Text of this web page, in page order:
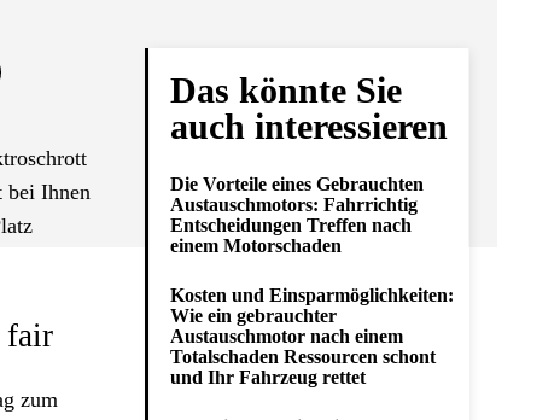
bei Ihnen
fair
zum
Das könnte Sie
auch interessieren
Die Vorteile eines Gebrauchten
Austauschmotors: Fahrrichtig
Entscheidungen Treffen nach
einem Motorschaden
Kosten und Einsparmöglichkeiten:
Wie ein gebrauchter
Austauschmotor nach einem
Totalschaden Ressourcen schont
und Ihr Fahrzeug rettet